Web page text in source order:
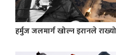
हर्मुज जलमार्ग खोल्न इरानले